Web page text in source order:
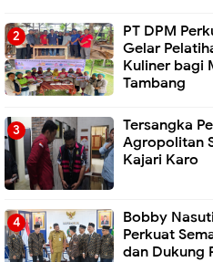
PT DPM
Gelar
Kuliner bagi
Tambang
Tersangka
Agropolitan
Kajari Karo
Bobby
Perkuat
dan Dukung